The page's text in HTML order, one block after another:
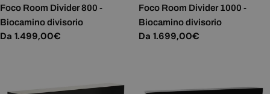
Foco Room Divider 800 -
Biocamino divisorio
Prezzo
Da 1.499,00€
Foco Room Divider 1000 -
Biocamino divisorio
Prezzo
Da 1.699,00€